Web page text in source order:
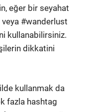
eğer bir seyahat
veya #wanderlust
kullanabilirsiniz.
dikkatini
kullanmak da
fazla hashtag